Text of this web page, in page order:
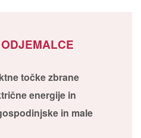
točke zbrane
energije in
in male